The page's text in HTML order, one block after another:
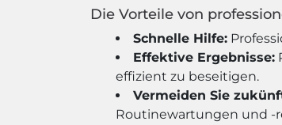
Die Vorteile von
Schnelle Hilfe:
Effektive Ergebnisse:
effizient zu beseitigen.
Vermeiden Sie
Routinewartungen und -